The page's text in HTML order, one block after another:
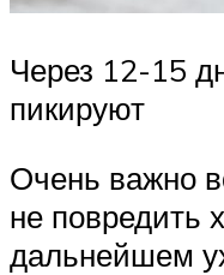
Через 12-15
пикируют
Очень важно
не повредить
дальнейшем